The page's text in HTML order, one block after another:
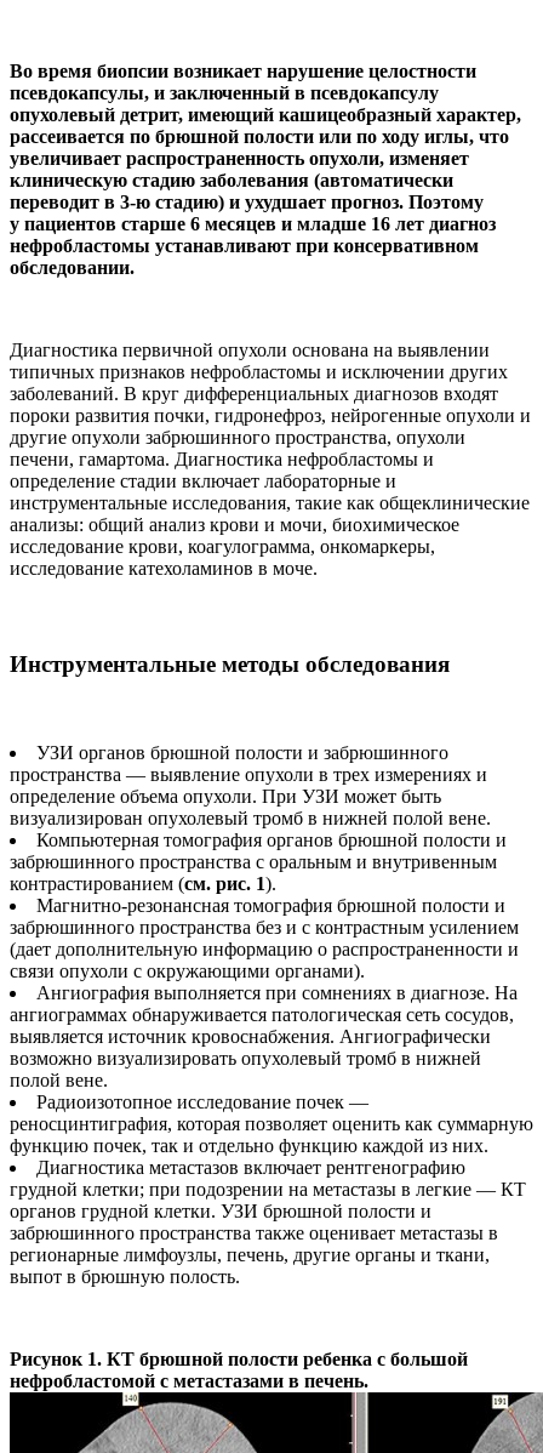
Во время биопсии возникает нарушение целостности
псевдокапсулы, и заключенный в псевдокапсулу
опухолевый детрит, имеющий кашицеобразный характер,
рассеивается по брюшной полости или по ходу иглы, что
увеличивает распространенность опухоли, изменяет
клиническую стадию заболевания (автоматически
переводит в 3-ю стадию) и ухудшает прогноз. Поэтому
у пациентов старше 6 месяцев и младше 16 лет диагноз
нефробластомы устанавливают при консервативном
обследовании.
Диагностика первичной опухоли основана на выявлении
типичных признаков нефробластомы и исключении других
заболеваний. В круг дифференциальных диагнозов входят
пороки развития почки, гидронефроз, нейрогенные опухоли и
другие опухоли забрюшинного пространства, опухоли
печени, гамартома. Диагностика нефробластомы и
определение стадии включает лабораторные и
инструментальные исследования, такие как общеклинические
анализы: общий анализ крови и мочи, биохимическое
исследование крови, коагулограмма, онкомаркеры,
исследование катехоламинов в моче.
Инструментальные методы обследования
УЗИ органов брюшной полости и забрюшинного
пространства — выявление опухоли в трех измерениях и
определение объема опухоли. При УЗИ может быть
визуализирован опухолевый тромб в нижней полой вене.
Компьютерная томография органов брюшной полости и
забрюшинного пространства с оральным и внутривенным
контрастированием (см. рис. 1).
Магнитно-резонансная томография брюшной полости и
забрюшинного пространства без и с контрастным усилением
(дает дополнительную информацию о распространенности и
связи опухоли с окружающими органами).
Ангиография выполняется при сомнениях в диагнозе. На
ангиограммах обнаруживается патологическая сеть сосудов,
выявляется источник кровоснабжения. Ангиографически
возможно визуализировать опухолевый тромб в нижней
полой вене.
Радиоизотопное исследование почек —
реносцинтиграфия, которая позволяет оценить как суммарную
функцию почек, так и отдельно функцию каждой из них.
Диагностика метастазов включает рентгенографию
грудной клетки; при подозрении на метастазы в легкие — КТ
органов грудной клетки. УЗИ брюшной полости и
забрюшинного пространства также оценивает метастазы в
регионарные лимфоузлы, печень, другие органы и ткани,
выпот в брюшную полость.
Рисунок 1. КТ брюш­ной поло­сти ребенка с большой
нефробласто­мой с мета­стазами в печень.